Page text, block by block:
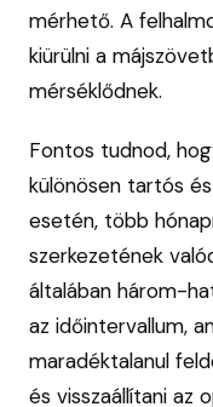
mérhető. A
kiürülni a
mérséklődnek.
Fontos tudnod,
különösen tartós
esetén, több
szerkezetének
általában három-
az időintervallum,
maradéktalanul
és visszaállítani az